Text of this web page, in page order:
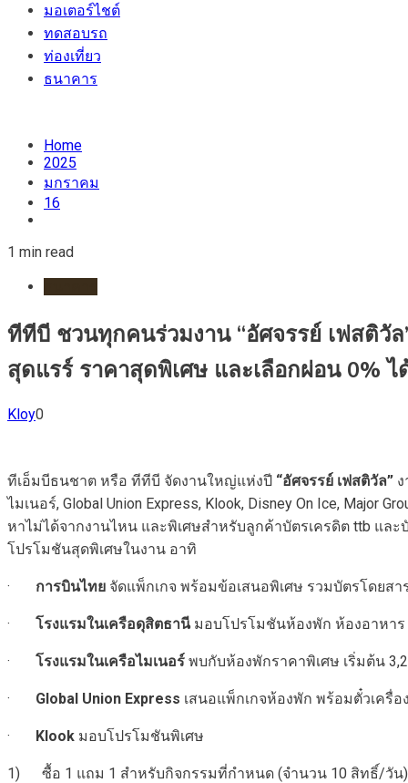
มอเตอร์ไชต์
ทดสอบรถ
ท่องเที่ยว
ธนาคาร
Home
2025
มกราคม
16
1 min read
ทีทีบี ชวนทุกคนร่วมงาน “อัศจรรย์ เฟสติวั
สุดแรร์ ราคาสุดพิเศษ และเลือกผ่อน 0%
Kloy0
ทีเอ็มบีธนชาต หรือ ทีทีบี จัดงานใหญ่แห่งปี “อัศจรรย์ เฟสติวัล”
ไมเนอร์, Global Union Express, Klook, Disney On Ice,
หาไม่ได้จากงานไหน และพิเศษสำหรับลูกค้าบัตรเครดิต ttb แ
โปรโมชันสุดพิเศษในงาน อาทิ
· การบินไทย จัดแพ็กเกจ พร้อมข้อเสนอพิเศษ รวมบัตรโดยสา
· โรงแรมในเครือดุสิตธานีมอบโปรโมชันห้องพัก ห้องอาหาร
· โรงแรมในเครือไมเนอร์ พบกับห้องพักราคาพิเศษ เริ่มต้น
· Global Union Express เสนอแพ็กเกจห้องพัก พร้อมตั๋วเครื่อ
· Klook มอบโปรโมชันพิเศษ
1) ซื้อ 1 แถม 1 สำหรับกิจกรรมที่กำหนด (จำนวน 10 สิทธิ์/วัน)